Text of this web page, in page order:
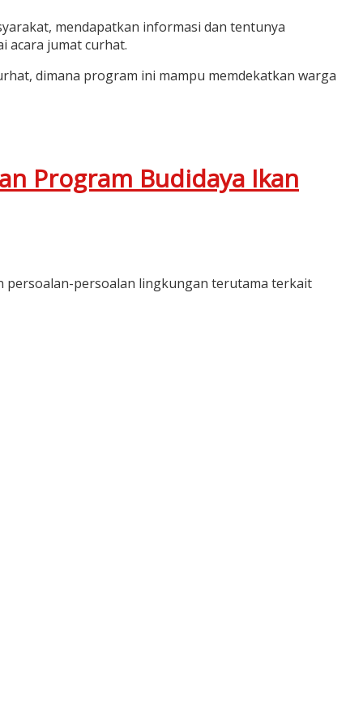
mendapatkan informasi dan tentunya
acara jumat curhat.
dimana program ini mampu memdekatkan warga
Program Budidaya Ikan
persoalan-persoalan lingkungan terutama terkait